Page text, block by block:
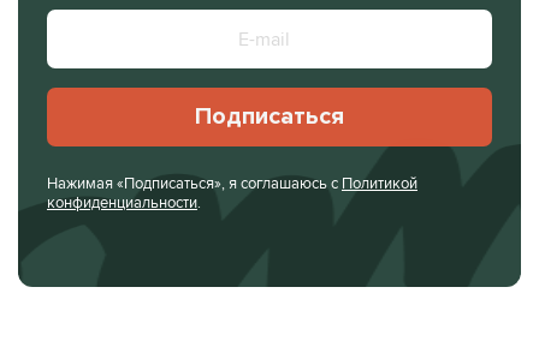
Подписаться
Нажимая «Подписаться», я соглашаюсь с Политикой
конфиденциальности.